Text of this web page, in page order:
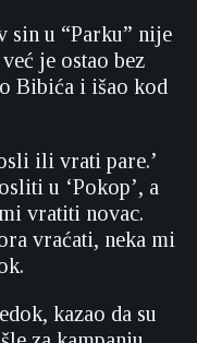
sin u “Parku” nije
je ostao bez
Bibića i išao kod
ili vrati pare.’
u ‘Pokop’, a
vratiti novac.
vraćati, neka mi
kazao da su